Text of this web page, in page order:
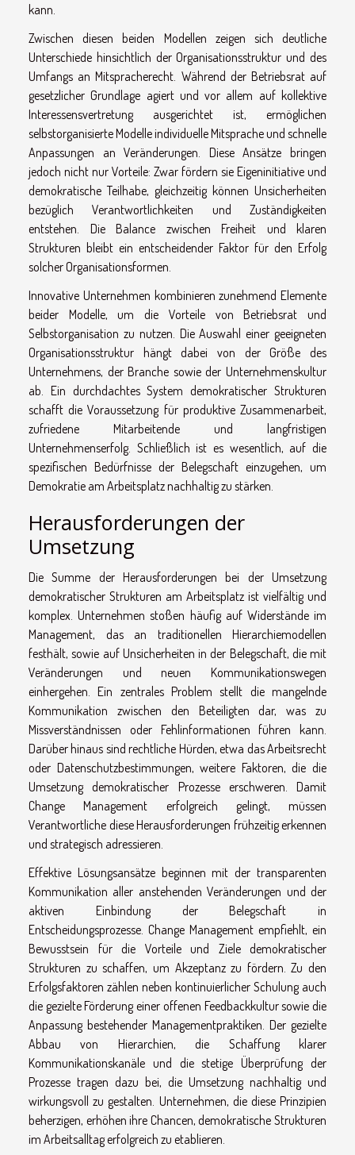
kann.
Zwischen diesen beiden Modellen zeigen sich deutliche
Unterschiede hinsichtlich der Organisationsstruktur und des
Umfangs an Mitspracherecht. Während der Betriebsrat auf
gesetzlicher Grundlage agiert und vor allem auf kollektive
Interessensvertretung ausgerichtet ist, ermöglichen
selbstorganisierte Modelle individuelle Mitsprache und schnelle
Anpassungen an Veränderungen. Diese Ansätze bringen
jedoch nicht nur Vorteile: Zwar fördern sie Eigeninitiative und
demokratische Teilhabe, gleichzeitig können Unsicherheiten
bezüglich Verantwortlichkeiten und Zuständigkeiten
entstehen. Die Balance zwischen Freiheit und klaren
Strukturen bleibt ein entscheidender Faktor für den Erfolg
solcher Organisationsformen.
Innovative Unternehmen kombinieren zunehmend Elemente
beider Modelle, um die Vorteile von Betriebsrat und
Selbstorganisation zu nutzen. Die Auswahl einer geeigneten
Organisationsstruktur hängt dabei von der Größe des
Unternehmens, der Branche sowie der Unternehmenskultur
ab. Ein durchdachtes System demokratischer Strukturen
schafft die Voraussetzung für produktive Zusammenarbeit,
zufriedene Mitarbeitende und langfristigen
Unternehmenserfolg. Schließlich ist es wesentlich, auf die
spezifischen Bedürfnisse der Belegschaft einzugehen, um
Demokratie am Arbeitsplatz nachhaltig zu stärken.
Herausforderungen der
Umsetzung
Die Summe der Herausforderungen bei der Umsetzung
demokratischer Strukturen am Arbeitsplatz ist vielfältig und
komplex. Unternehmen stoßen häufig auf Widerstände im
Management, das an traditionellen Hierarchiemodellen
festhält, sowie auf Unsicherheiten in der Belegschaft, die mit
Veränderungen und neuen Kommunikationswegen
einhergehen. Ein zentrales Problem stellt die mangelnde
Kommunikation zwischen den Beteiligten dar, was zu
Missverständnissen oder Fehlinformationen führen kann.
Darüber hinaus sind rechtliche Hürden, etwa das Arbeitsrecht
oder Datenschutzbestimmungen, weitere Faktoren, die die
Umsetzung demokratischer Prozesse erschweren. Damit
Change Management erfolgreich gelingt, müssen
Verantwortliche diese Herausforderungen frühzeitig erkennen
und strategisch adressieren.
Effektive Lösungsansätze beginnen mit der transparenten
Kommunikation aller anstehenden Veränderungen und der
aktiven Einbindung der Belegschaft in
Entscheidungsprozesse. Change Management empfiehlt, ein
Bewusstsein für die Vorteile und Ziele demokratischer
Strukturen zu schaffen, um Akzeptanz zu fördern. Zu den
Erfolgsfaktoren zählen neben kontinuierlicher Schulung auch
die gezielte Förderung einer offenen Feedbackkultur sowie die
Anpassung bestehender Managementpraktiken. Der gezielte
Abbau von Hierarchien, die Schaffung klarer
Kommunikationskanäle und die stetige Überprüfung der
Prozesse tragen dazu bei, die Umsetzung nachhaltig und
wirkungsvoll zu gestalten. Unternehmen, die diese Prinzipien
beherzigen, erhöhen ihre Chancen, demokratische Strukturen
im Arbeitsalltag erfolgreich zu etablieren.